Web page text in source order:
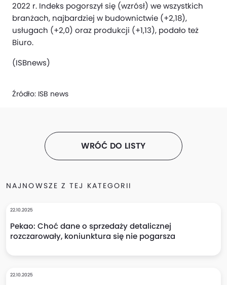
2022 r. Indeks pogorszył się (wzrósł) we wszystkich
branżach, najbardziej w budownictwie (+2,18),
usługach (+2,0) oraz produkcji (+1,13), podało też
Biuro.
(ISBnews)
Źródło: ISB news
WRÓĆ DO LISTY
NAJNOWSZE Z TEJ KATEGORII
22.10.2025
Pekao: Choć dane o sprzedaży detalicznej
rozczarowały, koniunktura się nie pogarsza
22.10.2025